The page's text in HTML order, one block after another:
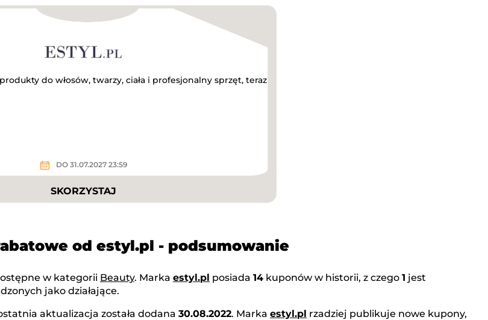
do włosów, twarzy, ciała i profesjonalny sprzęt, teraz
DO 31.07.2027 23:59
SKORZYSTAJ
od estyl.pl - podsumowanie
w kategorii Beauty. Marka estyl.pl posiada 14 kuponów w historii, z czego 1 jest
jako działające.
aktualizacja została dodana 30.08.2022. Marka estyl.pl rzadziej publikuje nowe kupony,